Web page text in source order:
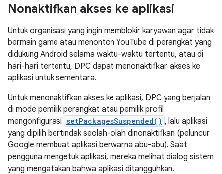
Nonaktifkan akses ke aplikasi
Untuk organisasi yang ingin memblokir karyawan agar tidak
bermain game atau menonton YouTube di perangkat yang
didukung Android selama waktu-waktu tertentu, atau di
hari-hari tertentu, DPC dapat menonaktifkan akses ke
aplikasi untuk sementara.
Untuk menonaktifkan akses ke aplikasi, DPC yang berjalan
di mode pemilik perangkat atau pemilik profil
mengonfigurasi setPackagesSuspended() , lalu aplikasi
yang dipilih bertindak seolah-olah dinonaktifkan (peluncur
Google membuat aplikasi berwarna abu-abu). Saat
pengguna mengetuk aplikasi, mereka melihat dialog sistem
yang mengatakan bahwa aplikasi ditangguhkan.